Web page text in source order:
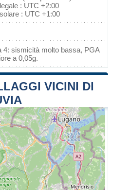
: UTC +2:00
: UTC +1:00
4: sismicità molto bassa, PGA
a 0,05g.
VICINI DI